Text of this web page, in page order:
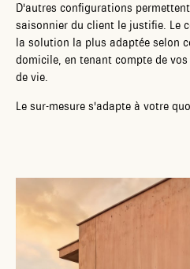
D'autres configurations
saisonnier du client le justifie. Le
la solution la plus adaptée selon
domicile, en tenant compte de
de vie.
Le sur-mesure s'adapte à votre